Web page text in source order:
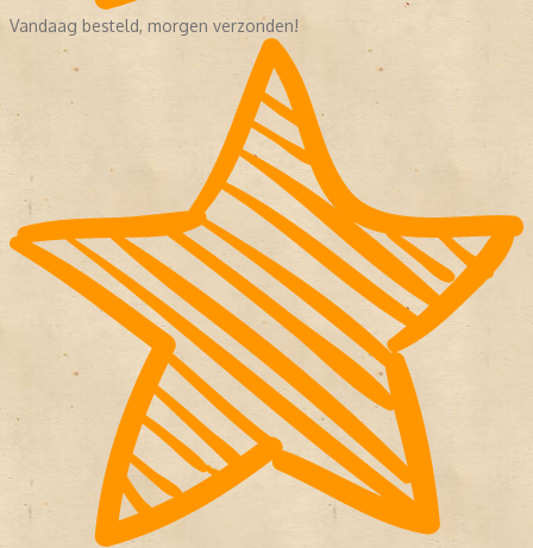
Vandaag besteld, morgen verzonden!